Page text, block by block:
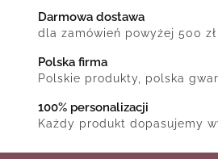
Darmowa dostawa
dla zamówień powyżej 500 zł
Polska firma
Polskie produkty, polska
100% personalizacji
Każdy produkt dopasujemy